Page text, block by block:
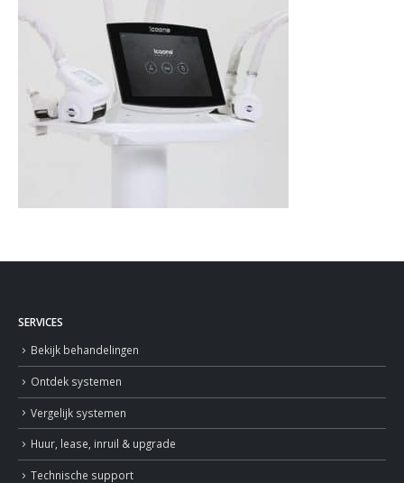
SERVICES
Bekijk behandelingen
Ontdek systemen
Vergelijk systemen
Huur, lease, inruil & upgrade
Technische support